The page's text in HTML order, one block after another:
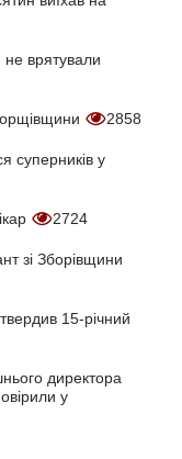
врятували
2858
суперників у
2724
зі Зборівщини
15-річний
директора
у